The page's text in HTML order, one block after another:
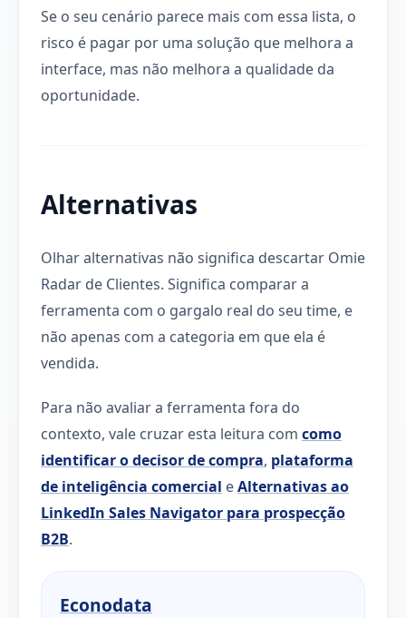
Se o seu cenário parece mais com essa lista, o
risco é pagar por uma solução que melhora a
interface, mas não melhora a qualidade da
oportunidade.
Alternativas
Olhar alternativas não significa descartar Omie
Radar de Clientes. Significa comparar a
ferramenta com o gargalo real do seu time, e
não apenas com a categoria em que ela é
vendida.
Para não avaliar a ferramenta fora do
contexto, vale cruzar esta leitura com como
identificar o decisor de compra, plataforma
de inteligência comercial eAlternativas ao
LinkedIn Sales Navigator para prospecção
B2B.
Econodata